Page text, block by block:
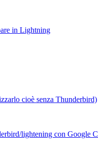
in Lightning
cioè senza Thunderbird)
lightening con Google